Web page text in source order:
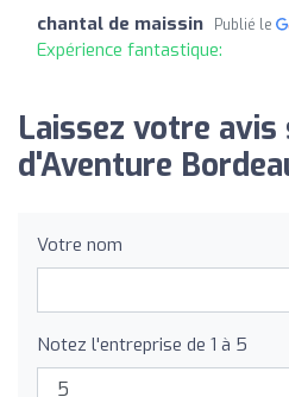
chantal de maissin Publié le
Expérience fantastique:
Laissez votre
d'Aventure
Votre nom
Notez l'entreprise de 1 à 5